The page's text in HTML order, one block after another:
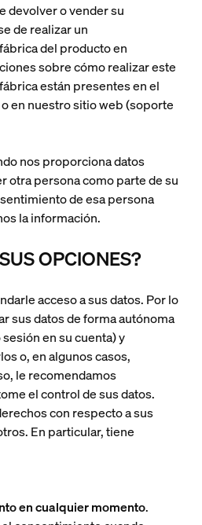
devolver o vender su
de realizar un
del producto en
sobre cómo realizar este
están presentes en el
en nuestro sitio web (soporte
nos proporciona datos
otra persona como parte de su
de esa persona
la información.
OPCIONES?
acceso a sus datos. Por lo
sus datos de forma autónoma
en su cuenta) y
o, en algunos casos,
le recomendamos
el control de sus datos.
con respecto a sus
En particular, tiene
en cualquier momento.